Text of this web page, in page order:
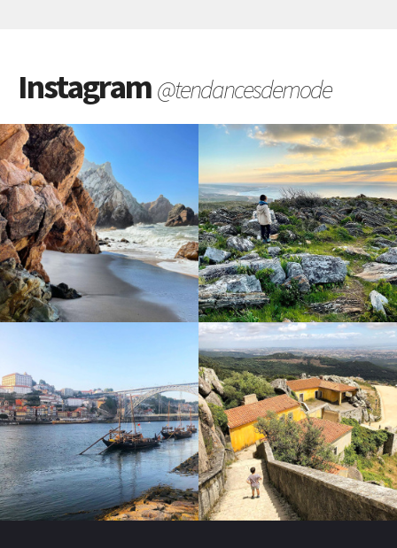
Instagram@tendancesdemode